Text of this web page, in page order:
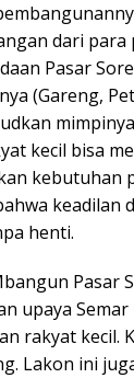
dari para
Pasar
(Gareng,
kecil bisa
kebutuhan
keadilan
henti.
Pasar
upaya
rakyat kecil.
Lakon ini